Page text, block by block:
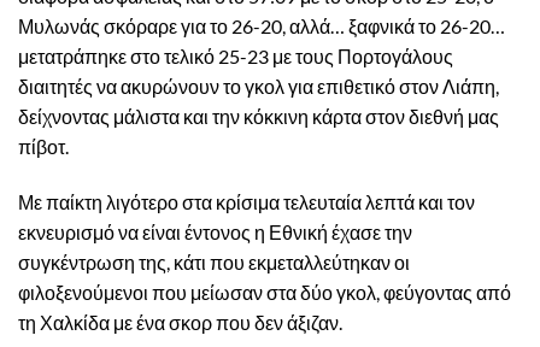
Μυλωνάς σκόραρε για το 26-20, αλλά… ξαφνικά το 26-20…
μετατράπηκε στο τελικό 25-23 με τους Πορτογάλους
διαιτητές να ακυρώνουν το γκολ για επιθετικό στον Λιάπη,
δείχνοντας μάλιστα και την κόκκινη κάρτα στον διεθνή μας
πίβοτ.
Με παίκτη λιγότερο στα κρίσιμα τελευταία λεπτά και τον
εκνευρισμό να είναι έντονος η Εθνική έχασε την
συγκέντρωση της, κάτι που εκμεταλλεύτηκαν οι
φιλοξενούμενοι που μείωσαν στα δύο γκολ, φεύγοντας από
τη Χαλκίδα με ένα σκορ που δεν άξιζαν.